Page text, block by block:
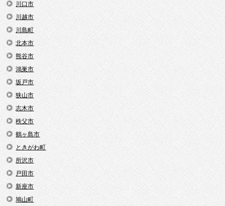
川口市
川越市
川島町
北本市
熊谷市
鴻巣市
坂戸市
狭山市
志木市
秩父市
鶴ヶ島市
ときがわ町
所沢市
戸田市
新座市
鳩山町